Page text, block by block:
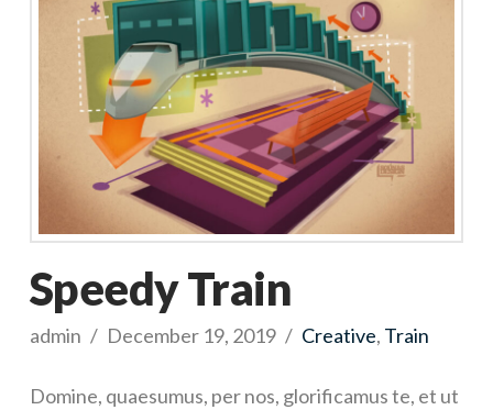
Speedy Train
admin December 19, 2019 Creative, Train
Domine, quaesumus, per nos, glorificamus te, et ut